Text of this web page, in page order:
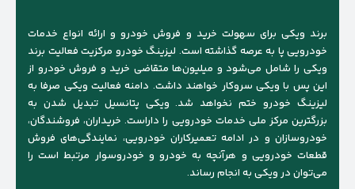
برند ویکی برای سهولت خرید و فروش خودرو و ارائه انواع خدمات
خودرویی پا به عرصه گذاشته است. لیزینگ خودرو مرکزیت فعالیت برند
ویکی را شامل می‌شود و میلیون‌ها متقاضی خرید و فروش خودرو از
این پس با ویکی سروکار خواهند داشت. دامنه فعالیت ویکی صرفا به
لیزینگ خودرو ختم نخواهد شد. ویکی پتانسیل تبدیل شدن به
بزرگترین مرکز ملی خدمات خودرویی را داراست. خریداران، فروشندگان،
خودروسازان و در ادامه تعمیرکاران خودرویی، نمایندگی‌های فروش
قطعات خودرویی و هرآنچه به خودرو و خودروسوار مرتبط است را
می‌توان در ویکی به انجام رساند.